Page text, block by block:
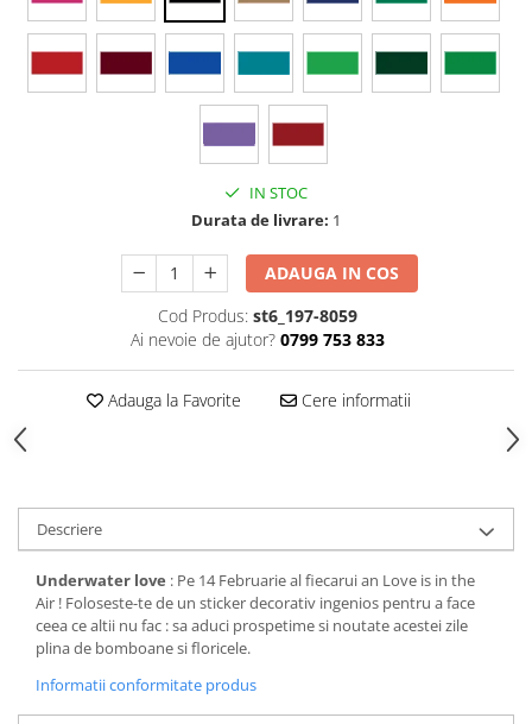
Stickere Walplus ™
Stickere Auto
Stickere imprimate
Copii
Stickere cu efect 3D
Stickere tip tablou
IN STOC
Durata de livrare: 1
ADAUGA IN COS
Cod Produs: st6_197-8059
Ai nevoie de ajutor? 0799 753 833
Adauga la Favorite Cere informatii
Descriere
Underwater love : Pe 14 Februarie al fiecarui an Love is in the
Air ! Foloseste-te de un sticker decorativ ingenios pentru a face
ceea ce altii nu fac : sa aduci prospetime si noutate acestei zile
plina de bomboane si floricele.
Informatii conformitate produs